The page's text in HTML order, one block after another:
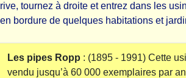
rive, tournez à droite et entrez dans les
en bordure de quelques habitations et
Les pipes Ropp : (1895 - 1991) Cette
vendu jusqu’à 60 000 exemplaires par